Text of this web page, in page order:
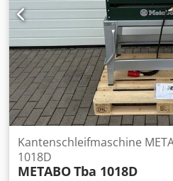
Kantenschleifmaschine
1018D
METABOTba 1018D